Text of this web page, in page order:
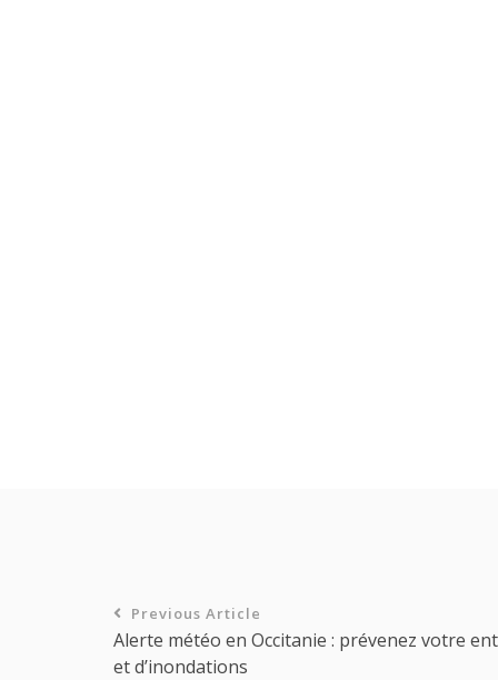
Previous Article
Alerte météo en Occitanie : prévenez votre
et d’inondations